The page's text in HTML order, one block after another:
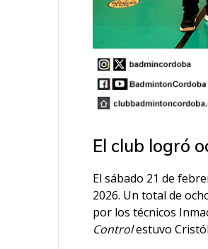
El club logró
El sábado 21 de
2026. Un total de
por los técnicos
Controlestuvo